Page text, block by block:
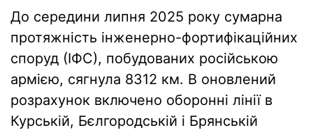
До середини липня 2025 року сумарна
протяжність інженерно-фортифікаційних
споруд (ІФС), побудованих російською
армією, сягнула 8312 км. В оновлений
розрахунок включено оборонні лінії в
Курській, Бєлгородській і Брянській